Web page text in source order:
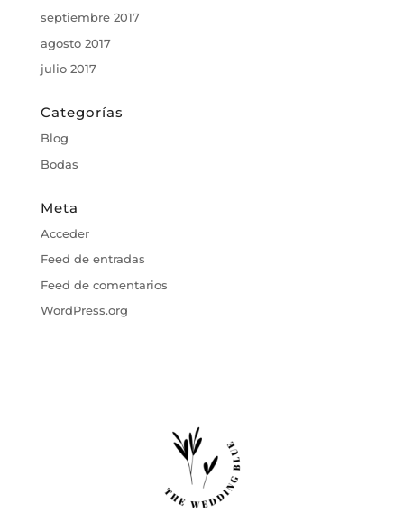
septiembre 2017
agosto 2017
julio 2017
Categorías
Blog
Bodas
Meta
Acceder
Feed de entradas
Feed de comentarios
WordPress.org